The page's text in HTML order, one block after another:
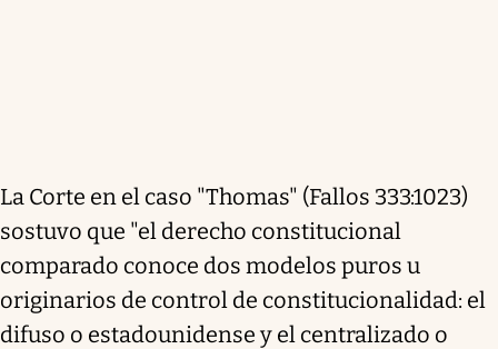
La Corte en el caso "Thomas" (Fallos 333:1023)
sostuvo que "el derecho constitucional
comparado conoce dos modelos puros u
originarios de control de constitucionalidad: el
difuso o estadounidense y el centralizado o